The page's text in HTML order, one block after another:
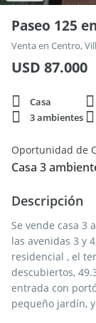
Paseo 125
Venta en Centro,
USD 87.000
Casa
3 ambientes
Casa 3
Descripción
Se vende casa 3
las avenidas 3 y
residencial , el
descubiertos,
entrada con
pequeño jardín,